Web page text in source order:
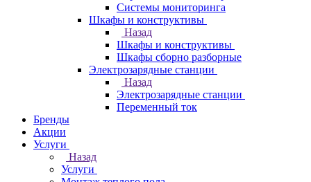
Системы мониторинга
Шкафы и конструктивы
Назад
Шкафы и конструктивы
Шкафы сборно разборные
Электрозарядные станции
Назад
Электрозарядные станции
Переменный ток
Бренды
Акции
Услуги
Назад
Услуги